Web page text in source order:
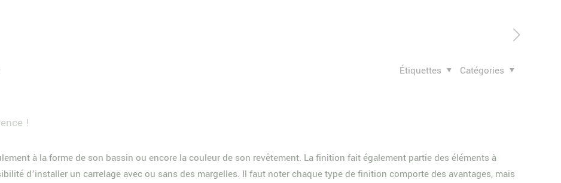
Catégories
Étiquettes
!
à la forme de son bassin ou encore la couleur de son revêtement. La finition fait également partie des éléments à
d’installer un carrelage avec ou sans des margelles. Il faut noter chaque type de finition comporte des avantages, mais